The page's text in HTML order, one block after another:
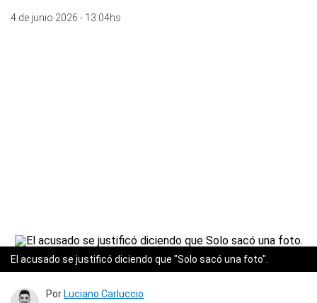
4 de junio 2026 - 13:04hs
El acusado se justificó diciendo que "Solo sacó una foto".
Por Luciano Carluccio